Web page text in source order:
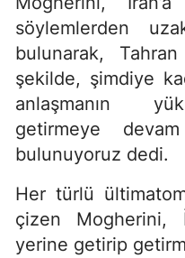
söylemlerden
bulunarak,
şekilde, şimdiye
anlaşmanın
getirmeye
bulunuyoruz dedi.
Her türlü
çizen Mogherini,
yerine getirip